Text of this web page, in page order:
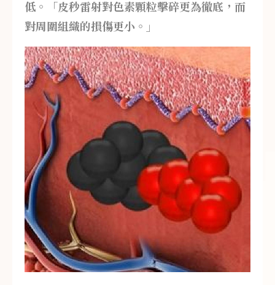
低。「皮秒雷射對色素顆粒擊碎更為徹底，而
對周圍組織的損傷更小。」